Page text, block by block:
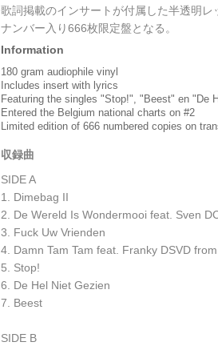
歌詞掲載のインサートが付属した半透明
ナンバー入り666枚限定盤となる。
Information
180 gram audiophile vinyl
Includes insert with lyrics
Featuring the singles "Stop!", "Beest" en "De
Entered the Belgium national charts on #2
Limited edition of 666 numbered copies on
収録曲
SIDE A
1. Dimebag II
2. De Wereld Is Wondermooi feat. Sven
3. Fuck Uw Vrienden
4. Damn Tam Tam feat. Franky DSVD
5. Stop!
6. De Hel Niet Gezien
7. Beest
SIDE B